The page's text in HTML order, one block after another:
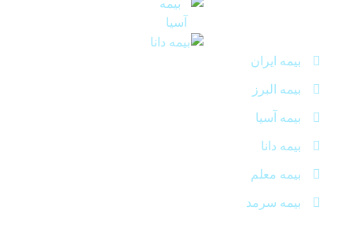
بیمه ایران
بیمه البرز
بیمه آسیا
بیمه دانا
بیمه معلم
بیمه سرمد